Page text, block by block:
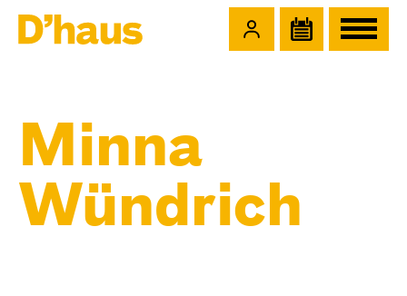
Minna
Wündrich